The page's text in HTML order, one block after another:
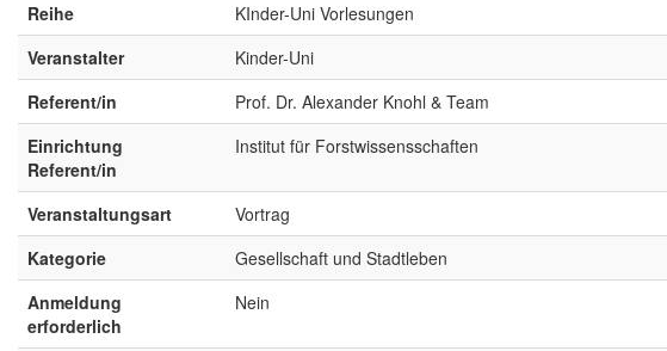
Reihe
KInder-Uni Vorlesungen
Veranstalter
Kinder-Uni
Referent/in
Prof. Dr. Alexander Knohl & Team
Einrichtung
Referent/in
Institut für Forstwissensschaften
Veranstaltungsart
Vortrag
Kategorie
Gesellschaft und Stadtleben
Anmeldung
erforderlich
Nein